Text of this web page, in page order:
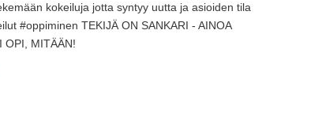
kokeiluja jotta syntyy uutta ja asioiden tila
#oppiminen TEKIJÄ ON SANKARI - AINOA
OPI, MITÄÄN!